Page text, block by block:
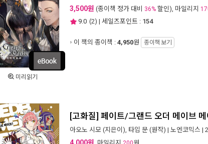
미리읽기
3,500원 (종이책 정가 대비 36% 할인), 마일리지
9.0 (2) | 세일즈포인트 : 154
이 책의 종이책 : 4,950원 종이책 보기
[고화질] 페이트/그랜드 오더 메이브
아오노 시모 (지은이), 타입 문 (원작) | 노엔코믹스 |